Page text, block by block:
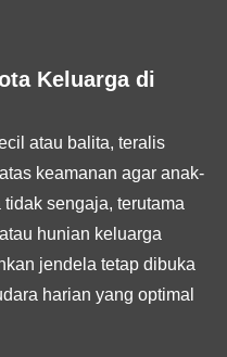
Keluarga di
atau balita, teralis
keamanan agar anak-
sengaja, terutama
hunian keluarga
jendela tetap dibuka
harian yang optimal